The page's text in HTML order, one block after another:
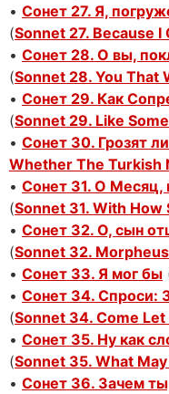
• Сонет 27. Я,
(Sonnet 27. Because I
• Сонет 28. О вы,
(Sonnet 28. You That
• Сонет 29. Как
(Sonnet 29. Like
• Сонет 30. Грозят
Whether The Turkish
• Сонет 31. О Месяц,
(Sonnet 31. With How
• Сонет 32. О, сын
(Sonnet 32.
• Сонет 33. Я мог бы
• Сонет 34. Спроси:
(Sonnet 34. Come
• Сонет 35. Ну как
(Sonnet 35. What
• Сонет 36. Зачем